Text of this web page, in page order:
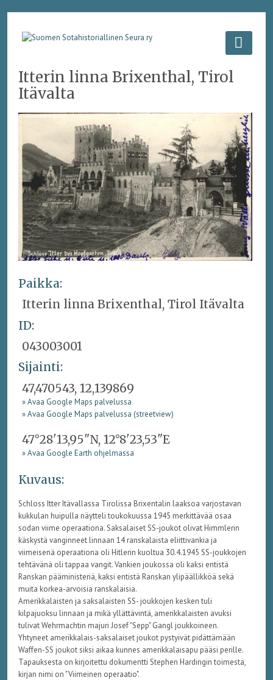
Itterin linna Brixenthal, Tirol
Itävalta
Paikka:
Itterin linna Brixenthal, Tirol Itävalta
ID:
043003001
Sijainti:
47,470543, 12,139869
» Avaa Google Maps palvelussa
» Avaa Google Maps palvelussa (streetview)
47°28'13,95"N, 12°8'23,53"E
» Avaa Google Earth ohjelmassa
Kuvaus:
Schloss Itter Itävallassa Tirolissa Brixentalin laaksoa varjostavan
kukkulan huipulla näytteli toukokuussa 1945 merkittävää osaa
sodan viime operaationa. Saksalaiset SS-joukot olivat Himmlerin
käskystä vanginneet linnaan 14 ranskalaista eliittivankia ja
viimeisenä operaationa oli Hitlerin kuoltua 30.4.1945 SS-joukkojen
tehtävänä oli tappaa vangit. Vankien joukossa oli kaksi entistä
Ranskan pääministeriä, kaksi entistä Ranskan ylipäällikköä sekä
muita korkea-arvoisia ranskalaisia.
Amerikkalaisten ja saksalaisten SS- joukkojen kesken tuli
kilpajuoksu linnaan ja mikä yllättävintä, amerikkalaisten avuksi
tulivat Wehrmachtin majuri Josef "Sepp" Gangl joukkoineen.
Yhtyneet amerikkalais-saksalaiset joukot pystyivät pidättämään
Waffen-SS joukot siksi aikaa kunnes amerikkalaisapu pääsi perille.
Tapauksesta on kirjoitettu dokumentti Stephen Hardingin toimesta,
kirjan nimi on "Viimeinen operaatio".